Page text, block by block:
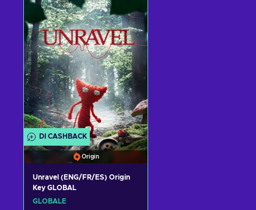
Aggiungi al carrello
Visualizza offerte
DI CASHBACK
Origin
Unravel (ENG/FR/ES) Origin
Key GLOBAL
GLOBALE